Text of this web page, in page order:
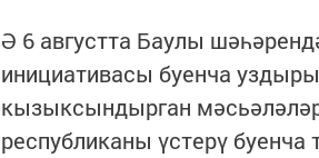
Ә 6 августта Баулы
инициативасы буенча
кызыксындырган
республиканы үстерү